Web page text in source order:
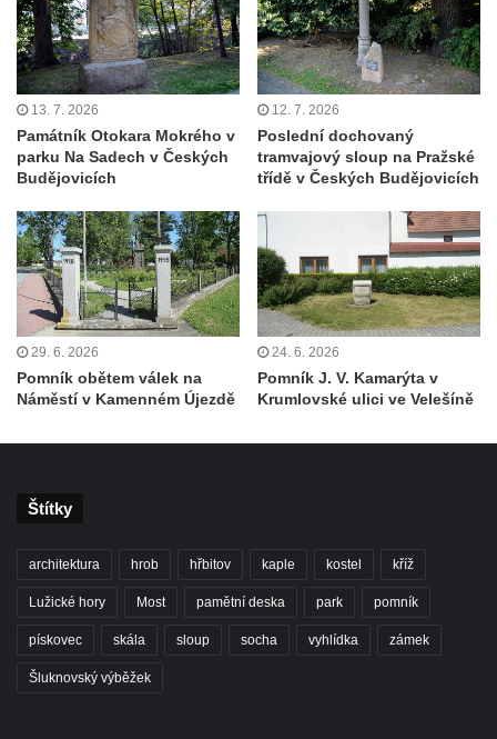
Josefa v Jimlíně
Kenotaf Bohdana Vohánky na hřbitově v
Opočně u Loun
Kenotaf Josefa Hájka na hřbitově v Opočně
u Loun
Kenotaf Josefa Fazakaše na hřbitově v
Opočně u Loun
Hrob Josefa Dvořáka na hřbitově v Opočně
u Loun
Hrob Antonína Roflíka na hřbitově v Opočně
u Loun
Hrob Emanuela Hrabala na hřbitově v
Opočně u Loun
Otvicích
13. 7. 2026
Památník Otokara Mokrého v
parku Na Sadech v Českých
Budějovicích
12. 7. 2026
Poslední dochovaný
tramvajový sloup na Pražské
třídě v Českých Budějovicích
29. 6. 2026
Pomník obětem válek na
Náměstí v Kamenném Újezdě
24. 6. 2026
Pomník J. V. Kamarýta v
Krumlovské ulici ve Velešíně
Štítky
architektura hrob hřbitov kaple kostel kříž
Lužické hory Most pamětní deska park pomník
pískovec skála sloup socha vyhlídka zámek
Šluknovský výběžek